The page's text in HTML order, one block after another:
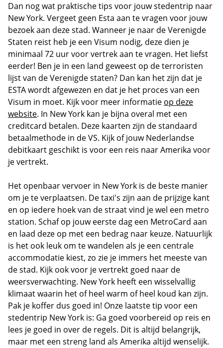
Dan nog wat praktische tips voor jouw stedentrip naar
New York. Vergeet geen Esta aan te vragen voor jouw
bezoek aan deze stad. Wanneer je naar de Verenigde
Staten reist heb je een Visum nodig, deze dien je
minimaal 72 uur voor vertrek aan te vragen. Het liefst
eerder! Ben je in een land geweest op de terroristen
lijst van de Verenigde staten? Dan kan het zijn dat je
ESTA wordt afgewezen en dat je het proces van een
Visum in moet. Kijk voor meer informatie op deze
website. In New York kan je bijna overal met een
creditcard betalen. Deze kaarten zijn de standaard
betaalmethode in de VS. Kijk of jouw Nederlandse
debitkaart geschikt is voor een reis naar Amerika voor
je vertrekt.
Het openbaar vervoer in New York is de beste manier
om je te verplaatsen. De taxi's zijn aan de prijzige kant
en op iedere hoek van de straat vind je wel een metro
station. Schaf op jouw eerste dag een MetroCard aan
en laad deze op met een bedrag naar keuze. Natuurlijk
is het ook leuk om te wandelen als je een centrale
accommodatie kiest, zo zie je immers het meeste van
de stad. Kijk ook voor je vertrekt goed naar de
weersverwachting. New York heeft een wisselvallig
klimaat waarin het of heel warm of heel koud kan zijn.
Pak je koffer dus goed in! Onze laatste tip voor een
stedentrip New York is: Ga goed voorbereid op reis en
lees je goed in over de regels. Dit is altijd belangrijk,
maar met een streng land als Amerika altijd wenselijk.